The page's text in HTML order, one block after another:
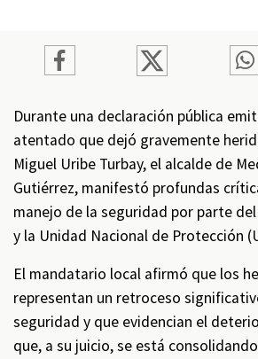
Durante una declaración pública
atentado que dejó gravemente
Miguel Uribe Turbay, el alcalde de
Gutiérrez, manifestó profundas
manejo de la seguridad por parte
y la Unidad Nacional de Protección
El mandatario local afirmó que los
representan un retroceso
seguridad y que evidencian el
que, a su juicio, se está